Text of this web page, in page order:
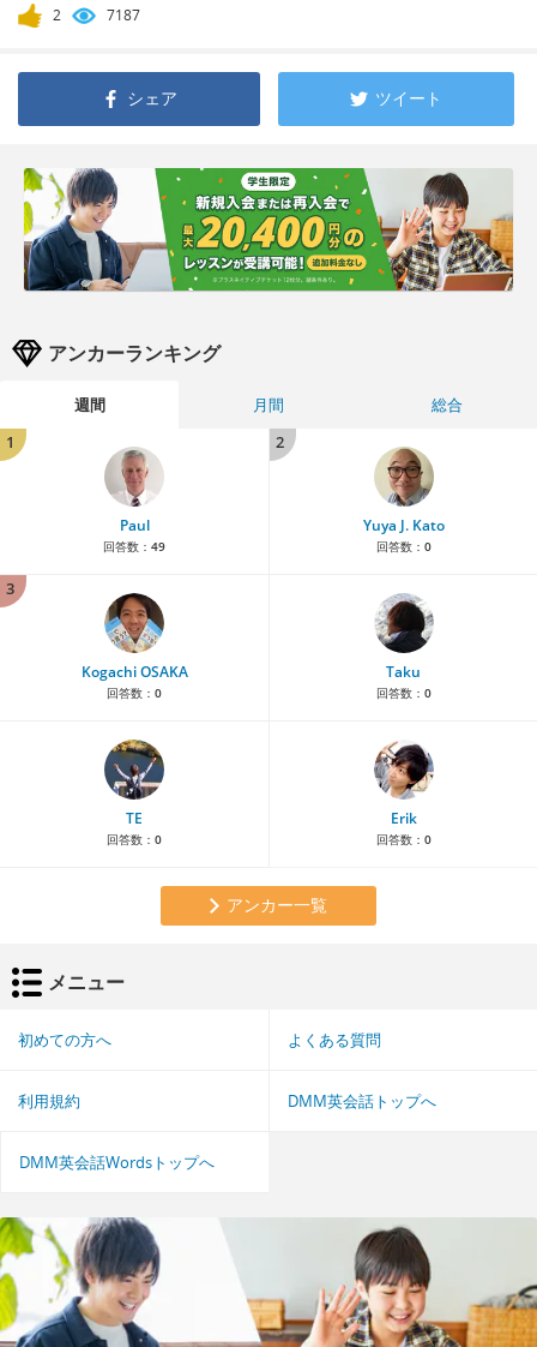
2 7187
シェア ツイート
アンカーランキング
週間 月間
総合
1
Paul
回答数： 49
2
Yuya J. Kato
回答数： 0
3
Kogachi OSAKA
回答数： 0
Taku
回答数： 0
TE
回答数： 0
Erik
回答数： 0
アンカー一覧
メニュー
初めての方へ よくある質問
利用規約 DMM英会話トップへ
DMM英会話Wordsトップへ